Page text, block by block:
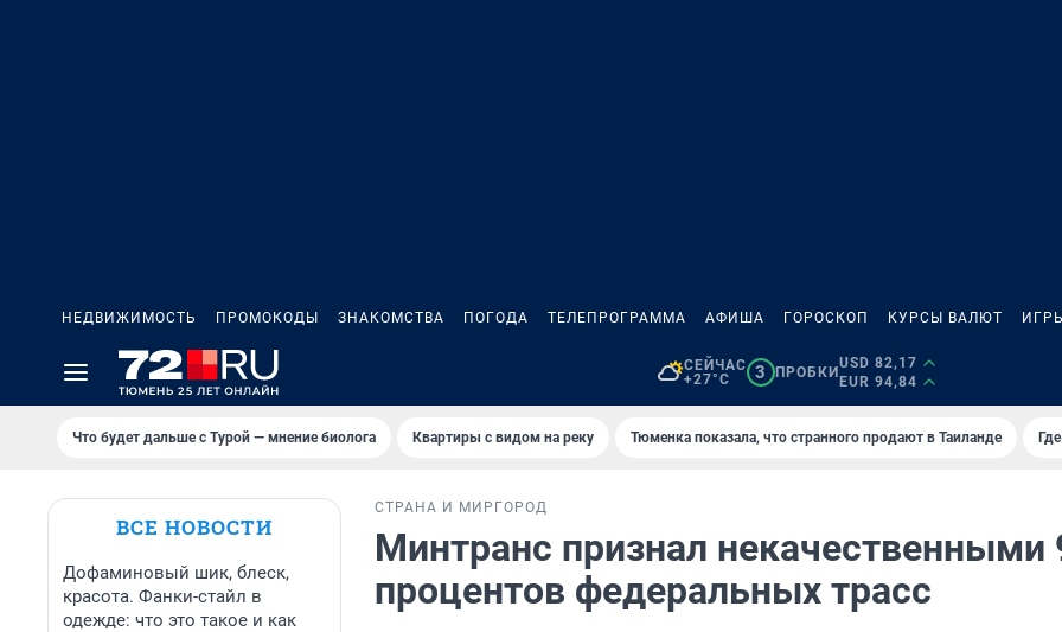
НЕДВИЖИМОСТЬ ПРОМОКОДЫ ЗНАКОМСТВА ПОГОДА ТЕЛЕПРОГРАММА АФИША ГОРОСКОП КУРСЫ ВАЛЮТ
СЕЙЧАС
+27°C
3 ПРОБКИ
USD 82,17
EUR 94,84
Что будет дальше с Турой — мнение биолога Квартиры с видом на реку Тюменка показала, что странного продают в Таиланде
ВСЕ НОВОСТИ
Дофаминовый шик, блеск,
красота. Фанки-стайл в
одежде: что это такое и как
СТРАНА И МИР ГОРОД
Минтранс признал некачественными
процентов федеральных трасс